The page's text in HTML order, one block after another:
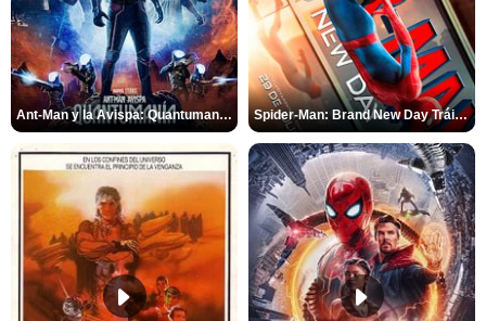
Ant-Man y la Avispa: Quantumanía Tráiler (2) Spider-Man: Brand New Day Tráiler (3)